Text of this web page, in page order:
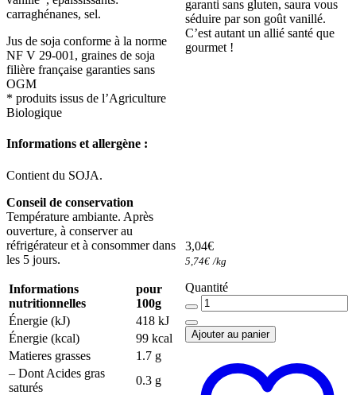
garanti sans gluten, saura vous
séduire par son goût vanillé.
C’est autant un allié santé que
gourmet !
3,04€
5,74€ /kg
QuantitéQuantité
Ajouter au panier
carraghénanes, sel.
Jus de soja conforme à la norme
NF V 29-001, graines de soja
filière française garanties sans
OGM
* produits issus de l’Agriculture
Biologique
Informations et allergène :
Contient du SOJA.
Conseil de conservation
Température ambiante. Après
ouverture, à conserver au
réfrigérateur et à consommer dans
les 5 jours.
Informations
nutritionnelles
pour
100g
Énergie (kJ)
418 kJ
Énergie (kcal)
99 kcal
Matieres grasses
1.7 g
– Dont Acides gras
saturés
0.3 g